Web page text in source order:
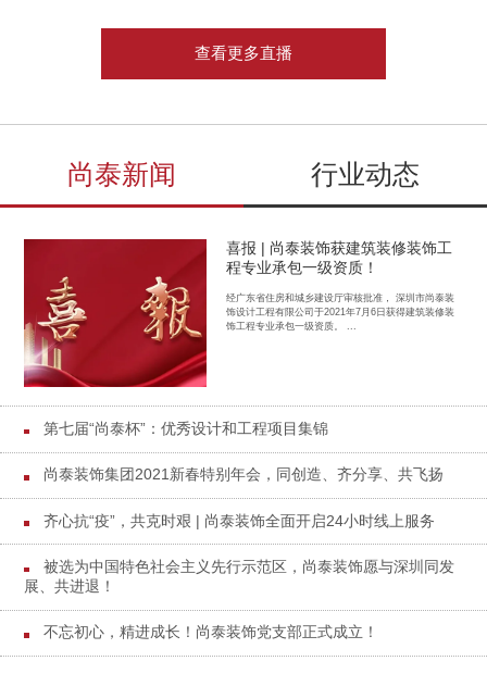
查看更多直播
尚泰新闻 行业动态
喜报 | 尚泰装饰获建筑装修装饰工
程专业承包一级资质！
经广东省住房和城乡建设厅审核批准， 深圳市尚泰装
饰设计工程有限公司于2021年7月6日获得建筑装修装
饰工程专业承包一级资质。 ...
第七届“尚泰杯”：优秀设计和工程项目集锦
尚泰装饰集团2021新春特别年会，同创造、齐分享、共飞扬
齐心抗“疫”，共克时艰 | 尚泰装饰全面开启24小时线上服务
被选为中国特色社会主义先行示范区，尚泰装饰愿与深圳同发
展、共进退！
不忘初心，精进成长！尚泰装饰党支部正式成立！